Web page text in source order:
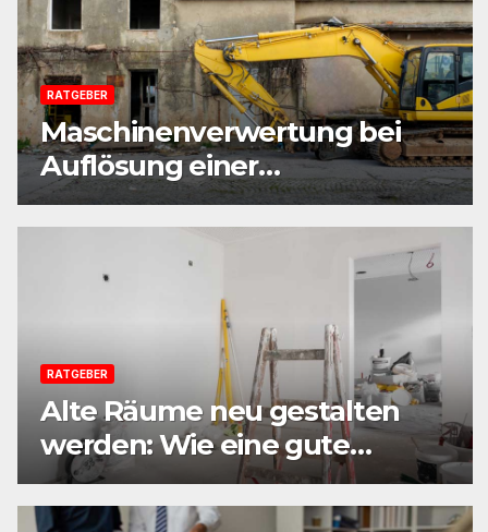
RATGEBER
Maschinenverwertung bei
Auflösung einer
Sanierungsfirma:
Praxisleitfaden aus
Beratersicht
RATGEBER
Alte Räume neu gestalten
werden: Wie eine gute
Vorbereitung jede Sanierung
einfacher macht